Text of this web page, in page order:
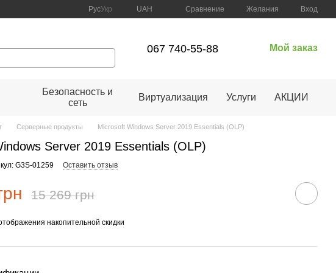
РусУкр UAH Сравнение Желания Вход
067 740-55-88 Мой заказ
Безопасность и
сеть
Виртуализация Услуги АКЦИИ
Серверные продукты Microsoft Windows Server 2019 Essentials (OLP)
Server 2019 Essentials (OLP)
G3S-01259 Оставить отзыв
15 269 грн
накопительной скидки